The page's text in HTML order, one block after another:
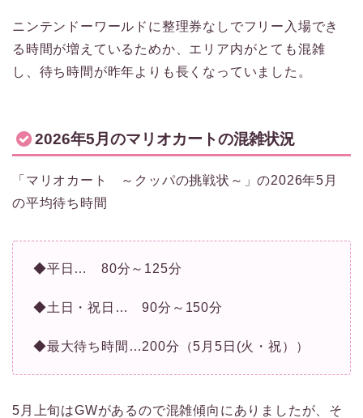
ニンテンドーワールドに整理券なしでフリー入場でき
る時間が増えているためか、エリア内がとても混雑
し、待ち時間が昨年よりも長くなっていました。
2026年5月のマリオカートの混雑状況
「マリオカート ～クッパの挑戦状～」の2026年5月
の平均待ち時間
◆平日… 80分～125分
◆土日・祝日… 90分～150分
◆最大待ち時間…200分（5月5日(火・祝））
5月上旬はGWがあるので混雑傾向にありましたが、そ